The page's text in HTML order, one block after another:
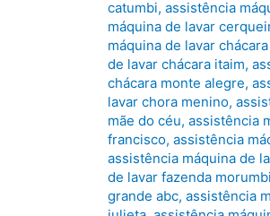
catumbi,assistência
máquina de lavar
máquina de lavar
de lavar chácara itaim,
chácara monte alegre,
lavar chora menino,
mãe do céu,assistência
francisco,assistência
assistência máquina de
de lavar fazenda morumbi
grande abc,assistência